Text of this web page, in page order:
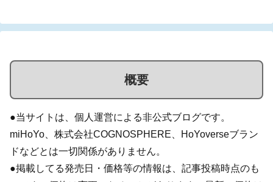
概要
●当サイトは、個人運営による非公式ブログです。
miHoYo、株式会社COGNOSPHERE、HoYoverseブラン
ドなどとは一切関係がありません。
●掲載してる発売日・価格等の情報は、記事投稿時点のも